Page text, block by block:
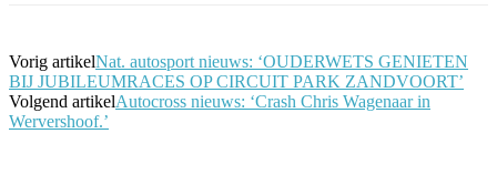
Vorig artikelNat. autosport nieuws: ‘OUDERWETS GENIETEN
BIJ JUBILEUMRACES OP CIRCUIT PARK ZANDVOORT’
Volgend artikelAutocross nieuws: ‘Crash Chris Wagenaar in
Wervershoof.’